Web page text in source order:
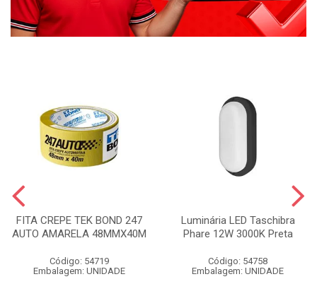
FITA CREPE TEK BOND 247
AUTO AMARELA 48MMX40M
Código: 54719
Embalagem: UNIDADE
Luminária LED Taschibra
Phare 12W 3000K Preta
Código: 54758
Embalagem: UNIDADE